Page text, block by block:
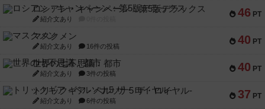
46 PT
ロシアン・キャンペーン：第5版デラックス
紹介文あり
40 PT
マスクメン
紹介文あり 16件の投稿
40 PT
世界の七不思議：都市
紹介文あり 3件の投稿
37 PT
トリックギア - ペルソナ5 ザ・ロイヤル-
紹介文あり 6件の投稿